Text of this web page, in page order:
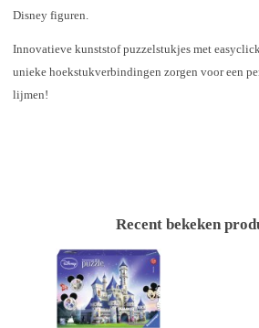
Disney figuren.
Innovatieve kunststof puzzelstukjes met
unieke hoekstukverbindingen zorgen voor een
lijmen!
Recent bekeken